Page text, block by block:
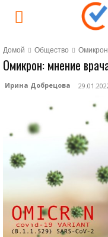
Домой Общество
Омикрон: мнение
Ирина Добрецова